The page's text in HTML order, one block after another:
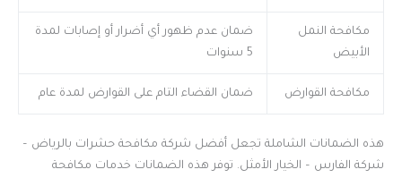
مكافحة النمل
الأبيض
ضمان عدم ظهور أي أضرار أو إصابات لمدة
5 سنوات
مكافحة القوارض ضمان القضاء التام على القوارض لمدة عام
هذه الضمانات الشاملة تجعل أفضل شركة مكافحة حشرات بالرياض –
شركة الفارس – الخيار الأمثل. توفر هذه الضمانات خدمات مكافحة